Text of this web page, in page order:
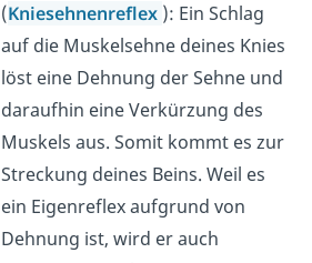
(Kniesehnenreflex ): Ein Schlag
auf die Muskelsehne deines Knies
löst eine Dehnung der Sehne und
daraufhin eine Verkürzung des
Muskels aus. Somit kommt es zur
Streckung deines Beins. Weil es
ein Eigenreflex aufgrund von
Dehnung ist, wird er auch